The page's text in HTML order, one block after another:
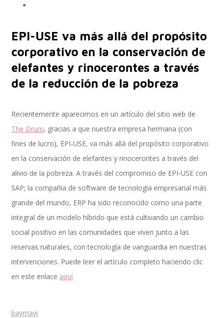
Implementación SAP SuccessFactors
Implementación Nómina Cloud Sap
SAP SuccessFactors Employee Central
Implementación Employee Central Payroll
Learning and Development
EPI-USE va más allá del propósito
corporativo en la conservación de
elefantes y rinocerontes a través
de la reducción de la pobreza
Recientemente aparecimos en un artículo del sitio web de
The Drum, gracias a que nuestra empresa hermana (con
fines de lucro), EPI-USE, va más allá del propósito corporativo
en la conservación de elefantes y rinocerontes a través del
alivio de la pobreza. A través del compromiso de EPI-USE con
SAP; la compañía de software de tecnología empresarial más
grande del mundo, ERP ha sido reconocido como una parte
integral de un modelo híbrido que está cultivando un cambio
social positivo en las comunidades que viven junto a las
reservas naturales, con tecnología de vanguardia en nuestras
intervenciones. Puede leer el artículo completo haciendo clic
en este enlace aquí
baymavi